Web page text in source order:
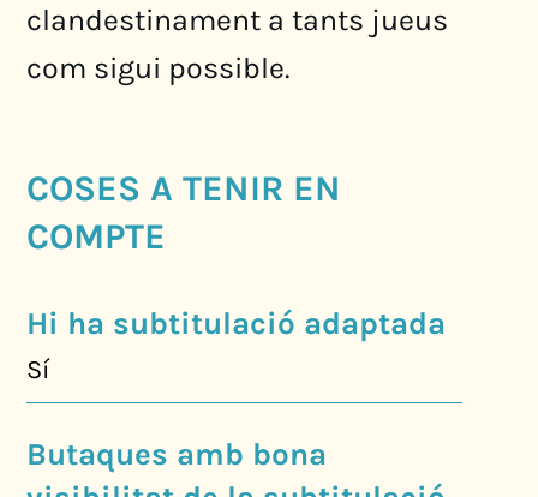
clandestinament a tants jueus
com sigui possible.
COSES A TENIR EN
COMPTE
Hi ha subtitulació adaptada
Sí
Butaques amb bona